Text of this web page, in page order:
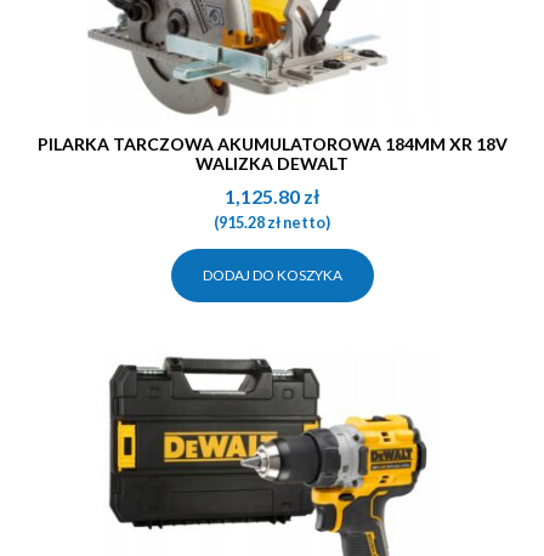
PILARKA TARCZOWA AKUMULATOROWA 184MM XR 18V
WALIZKA DEWALT
1,125.80 zł
(915.28złnetto)
DODAJ DO KOSZYKA